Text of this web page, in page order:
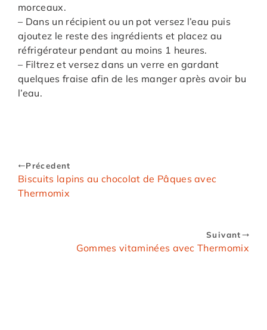
morceaux.
– Dans un récipient ou un pot versez l’eau puis
ajoutez le reste des ingrédients et placez au
réfrigérateur pendant au moins 1 heures.
– Filtrez et versez dans un verre en gardant
quelques fraise afin de les manger après avoir bu
l’eau.
Précedent
Biscuits lapins au chocolat de Pâques avec
Thermomix
Suivant
Gommes vitaminées avec Thermomix